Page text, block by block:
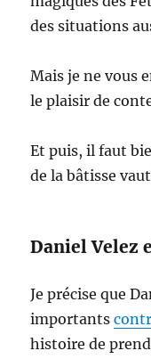
des situations
Mais je ne vous
le plaisir de
Et puis, il faut
de la bâtisse
Daniel Velez
Je précise que
importants
histoire de